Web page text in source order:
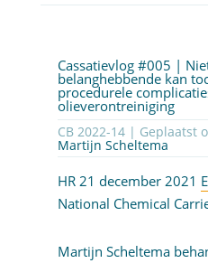
Cassatievlog #005 |
belanghebbende kan
procedurele
olieverontreiniging
CB 2022-14 |
Martijn Scheltema
HR 21 december 2021
National Chemical
Martijn Scheltema